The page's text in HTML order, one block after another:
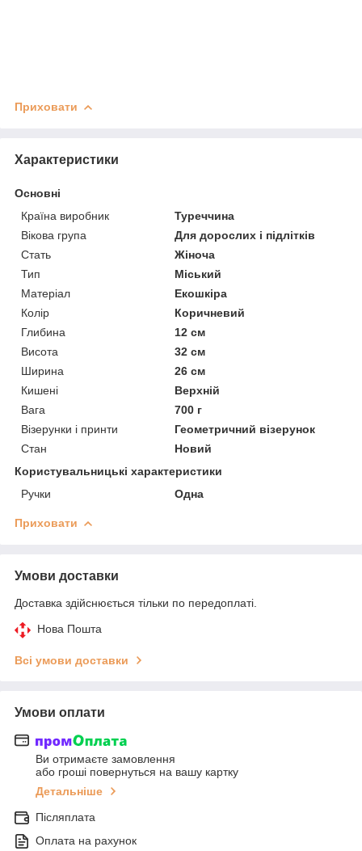
Приховати
Характеристики
Основні
Країна виробник
Туреччина
Вікова група
Для дорослих і підлітків
Стать
Жіноча
Тип
Міський
Матеріал
Екошкіра
Колір
Коричневий
Глибина
12 см
Висота
32 см
Ширина
26 см
Кишені
Верхній
Вага
700 г
Візерунки і принти
Геометричний візерунок
Стан
Новий
Користувальницькі характеристики
Ручки
Одна
Приховати
Умови доставки
Доставка здійснюється тільки по передоплаті.
Нова Пошта
Всі умови доставки
Умови оплати
Ви отримаєте замовлення
або гроші повернуться на вашу картку
Детальніше
Післяплата
Оплата на рахунок